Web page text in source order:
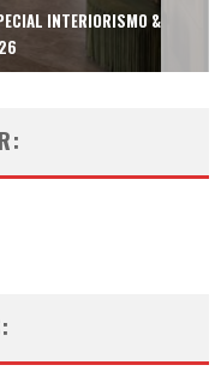
INTERIORISMO &